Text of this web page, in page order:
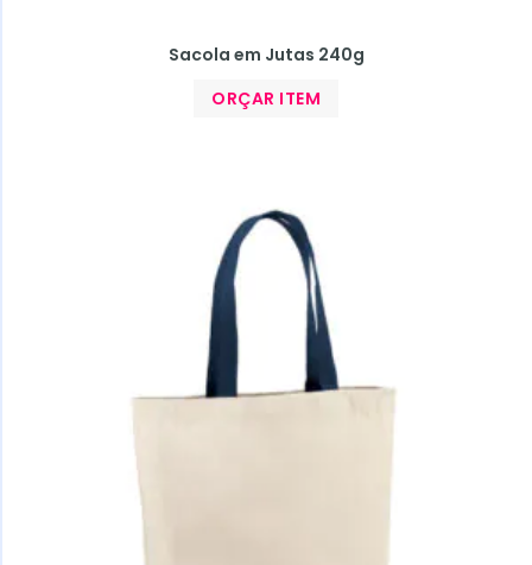
Sacola em Jutas 240g
ORÇAR ITEM